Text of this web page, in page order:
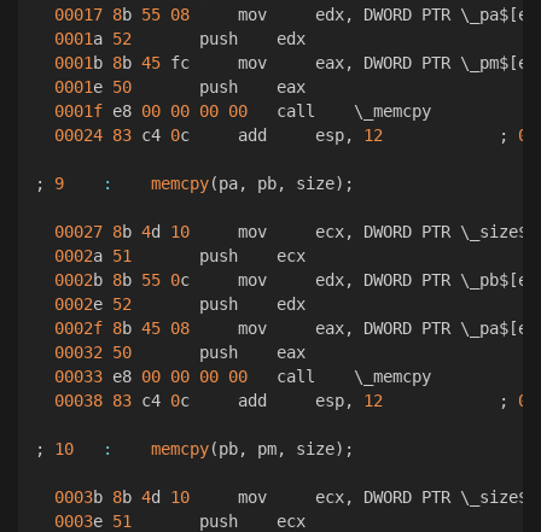
00017 8b 55 08
     mov     edx
, DWORD PTR \_pa$[
0001a 52
       push    edx
0001b 8b 45 fc     mov     eax, DWORD PTR \_pm$[
0001e 50
       push    eax
0001f e8 00 00 00 00
   call    \_memcpy
00024 83 c4 0c     add     esp, 12 ;
; 9 : memcpy(pa, pb, size) ;
00027 8b 4d 10
     mov     ecx
, DWORD PTR \_size$
0002a 51
       push    ecx
0002b 8b 55 0c     mov     edx, DWORD PTR \_pb$[
0002e 52
       push    edx
0002f 8b 45 08
     mov     eax
, DWORD PTR \_pa$[
00032 50
       push    eax
00033 e8 00 00 00 00
   call    \_memcpy
00038 83 c4 0c     add     esp, 12 ;
; 10 : memcpy(pb, pm, size) ;
0003b 8b 4d 10
     mov     ecx
, DWORD PTR \_size$
0003e 51
       push    ecx